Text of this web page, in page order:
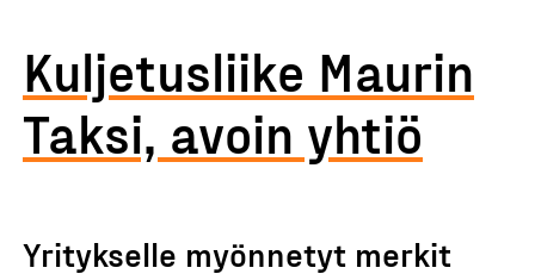
Kuljetusliike Maurin
Taksi, avoin yhtiö
Yritykselle myönnetyt merkit